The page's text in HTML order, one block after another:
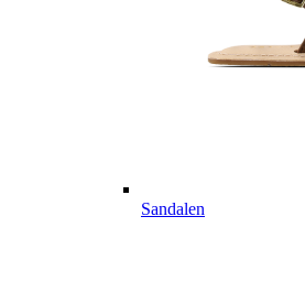
Sandalen